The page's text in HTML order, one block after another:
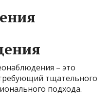
– это
тщательного
подхода.